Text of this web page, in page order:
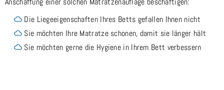
Die Liegeeigenschaften Ihres Betts gefallen Ihnen nicht
Sie möchten Ihre Matratze schonen, damit sie länger hält
Sie möchten gerne die Hygiene in Ihrem Bett verbessern